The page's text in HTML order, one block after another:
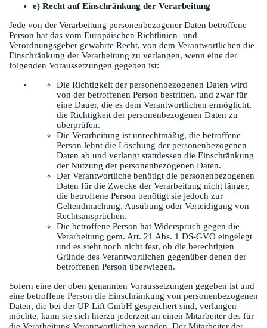
e) Recht auf Einschränkung der Verarbeitung
Jede von der Verarbeitung personenbezogener Daten betroffene
Person hat das vom Europäischen Richtlinien- und
Verordnungsgeber gewährte Recht, von dem Verantwortlichen die
Einschränkung der Verarbeitung zu verlangen, wenn eine der
folgenden Voraussetzungen gegeben ist:
Die Richtigkeit der personenbezogenen Daten wird
von der betroffenen Person bestritten, und zwar für
eine Dauer, die es dem Verantwortlichen ermöglicht,
die Richtigkeit der personenbezogenen Daten zu
überprüfen.
Die Verarbeitung ist unrechtmäßig, die betroffene
Person lehnt die Löschung der personenbezogenen
Daten ab und verlangt stattdessen die Einschränkung
der Nutzung der personenbezogenen Daten.
Der Verantwortliche benötigt die personenbezogenen
Daten für die Zwecke der Verarbeitung nicht länger,
die betroffene Person benötigt sie jedoch zur
Geltendmachung, Ausübung oder Verteidigung von
Rechtsansprüchen.
Die betroffene Person hat Widerspruch gegen die
Verarbeitung gem. Art. 21 Abs. 1 DS-GVO eingelegt
und es steht noch nicht fest, ob die berechtigten
Gründe des Verantwortlichen gegenüber denen der
betroffenen Person überwiegen.
Sofern eine der oben genannten Voraussetzungen gegeben ist und
eine betroffene Person die Einschränkung von personenbezogenen
Daten, die bei der UP-Lift GmbH gespeichert sind, verlangen
möchte, kann sie sich hierzu jederzeit an einen Mitarbeiter des für
die Verarbeitung Verantwortlichen wenden. Der Mitarbeiter der